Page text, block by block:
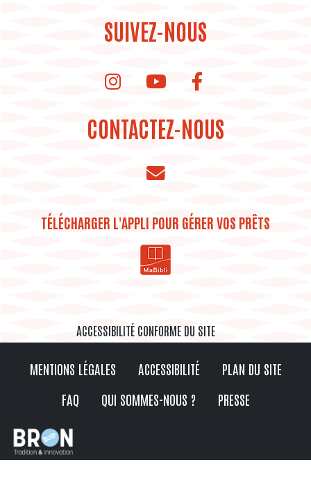
SUIVEZ-NOUS
instagram de la bibliothèque
Youtube de la bibliothèque
CONTACTEZ-NOUS
TÉLÉCHARGER L'APPLI POUR GÉRER VOS PRÊTS
ACCESSIBILITÉ CONFORME DU SITE
MENTIONS LÉGALES ACCESSIBILITÉ
PLAN DU SITE
FAQ
QUI SOMMES-NOUS ? PRESSE